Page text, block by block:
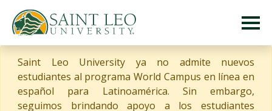
Saint Leo University ya no admite nuevos
estudiantes al programa World Campus en línea en
español para Latinoamérica. Sin embargo,
seguimos brindando apoyo a los estudiantes